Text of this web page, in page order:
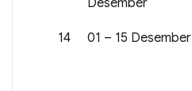
14 01 – 15 Desember